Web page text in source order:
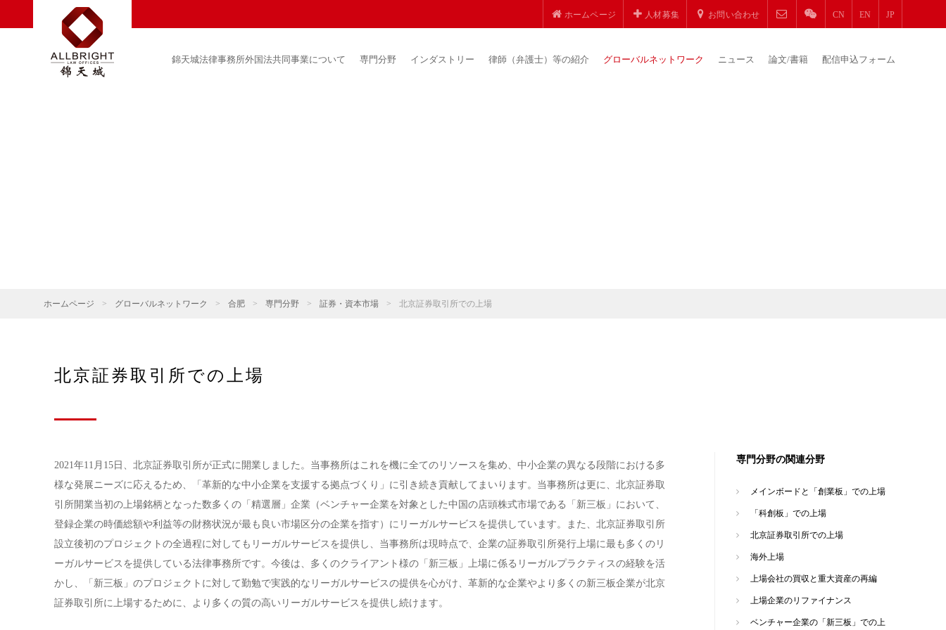
ホームページ 人材募集 お問い合わせ CN EN JP
錦天城法律事務所外国法共同事業について 専門分野 インダストリー 律師（弁護士）等の紹介 グローバルネットワーク ニュース 論文/書籍 配信申込フォーム
ホームページ > グローバルネットワーク > 合肥 > 専門分野 > 証券・資本市場 > 北京証券取引所での上場
北京証券取引所での上場
2021年11月15日、北京証券取引所が正式に開業しました。当事務所はこれを機に全てのリソースを集め、中小企業の異なる段階における多
様な発展ニーズに応えるため、「革新的な中小企業を支援する拠点づくり」に引き続き貢献してまいります。当事務所は更に、北京証券取
引所開業当初の上場銘柄となった数多くの「精選層」企業（ベンチャー企業を対象とした中国の店頭株式市場である「新三板」において、
登録企業の時価総額や利益等の財務状況が最も良い市場区分の企業を指す）にリーガルサービスを提供しています。また、北京証券取引所
設立後初のプロジェクトの全過程に対してもリーガルサービスを提供し、当事務所は現時点で、企業の証券取引所発行上場に最も多くのリ
ーガルサービスを提供している法律事務所です。今後は、多くのクライアント様の「新三板」上場に係るリーガルプラクティスの経験を活
かし、「新三板」のプロジェクトに対して勤勉で実践的なリーガルサービスの提供を心がけ、革新的な企業やより多くの新三板企業が北京
証券取引所に上場するために、より多くの質の高いリーガルサービスを提供し続けます。
専門分野の関連分野
メインボードと「創業板」での上場
「科創板」での上場
北京証券取引所での上場
海外上場
上場会社の買収と重大資産の再編
上場企業のリファイナンス
ベンチャー企業の「新三板」での上